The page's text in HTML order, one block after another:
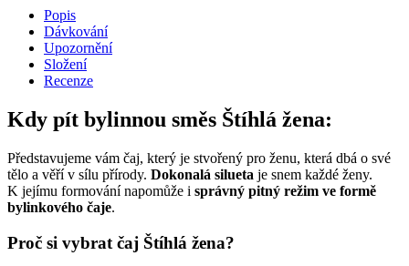
množství
Popis
Dávkování
Upozornění
Složení
Recenze
Kdy pít bylinnou směs Štíhlá žena:
Představujeme vám čaj, který je stvořený pro ženu, která dbá o své
tělo a věří v sílu přírody. Dokonalá silueta je snem každé ženy.
K jejímu formování napomůže i správný pitný režim ve formě
bylinkového čaje.
Proč si vybrat čaj Štíhlá žena?